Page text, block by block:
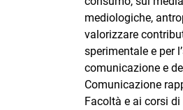
mediologiche,
valorizzare
sperimentale e per
comunicazione e
Comunicazione
Facoltà e ai corsi